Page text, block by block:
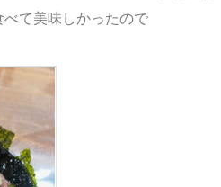
て美味しかったので